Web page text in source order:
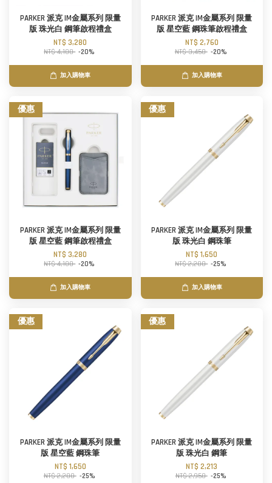
PARKER 派克 IM金屬系列 限量
版 珠光白 鋼筆啟程禮盒
NT$ 3,280
NT$ 4,100 -20%
加入購物車
PARKER 派克 IM金屬系列 限量
版 星空藍 鋼珠筆啟程禮盒
NT$ 2,760
NT$ 3,450 -20%
加入購物車
優惠
PARKER 派克 IM金屬系列 限量
版 星空藍 鋼筆啟程禮盒
NT$ 3,280
NT$ 4,100 -20%
加入購物車
優惠
PARKER 派克 IM金屬系列 限量
版 珠光白 鋼珠筆
NT$ 1,650
NT$ 2,200 -25%
加入購物車
優惠
PARKER 派克 IM金屬系列 限量
版 星空藍 鋼珠筆
NT$ 1,650
NT$ 2,200 -25%
優惠
PARKER 派克 IM金屬系列 限量
版 珠光白 鋼筆
NT$ 2,213
NT$ 2,950 -25%